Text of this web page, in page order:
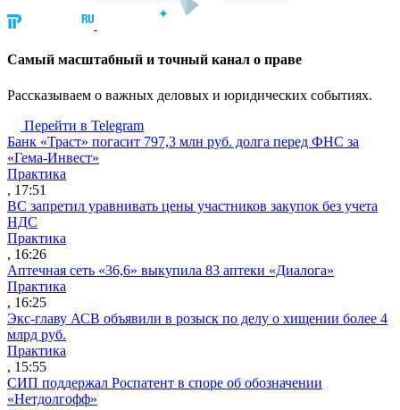
Cамый масштабный и точный канал о праве
Рассказываем о важных деловых и юридических событиях.
Перейти в Telegram
Банк «Траст» погасит 797,3 млн руб. долга перед ФНС за
«Гема-Инвест»
Практика
, 17:51
ВС запретил уравнивать цены участников закупок без учета
НДС
Практика
, 16:26
Аптечная сеть «36,6» выкупила 83 аптеки «Диалога»
Практика
, 16:25
Экс-главу АСВ объявили в розыск по делу о хищении более 4
млрд руб.
Практика
, 15:55
СИП поддержал Роспатент в споре об обозначении
«Нетдолгофф»